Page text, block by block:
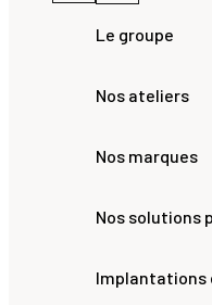
Le groupe
Nos ateliers
Nos marques
Nos solutions
Implantations